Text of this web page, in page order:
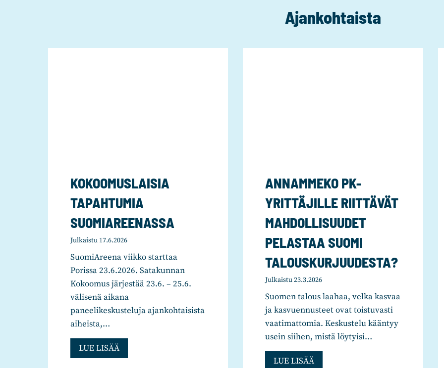
Ajankohtaista
KOKOOMUSLAISIA
TAPAHTUMIA
SUOMIAREENASSA
Julkaistu 17.6.2026
SuomiAreena viikko starttaa
Porissa 23.6.2026. Satakunnan
Kokoomus järjestää 23.6. – 25.6.
välisenä aikana
paneelikeskusteluja ajankohtaisista
aiheista,…
LUE LISÄÄK
O
ANNAMMEKO PK-
YRITTÄJILLE RIITTÄVÄT
MAHDOLLISUUDET
PELASTAA SUOMI
TALOUSKURJUUDESTA?
Julkaistu23.3.2026
Suomen talous laahaa, velka kasvaa
ja kasvuennusteet ovat toistuvasti
vaatimattomia. Keskustelu kääntyy
usein siihen, mistä löytyisi…
LUE LISÄÄA